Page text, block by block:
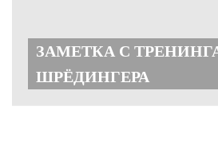
ЗАМЕТКА С
ШРЁДИНГЕРА